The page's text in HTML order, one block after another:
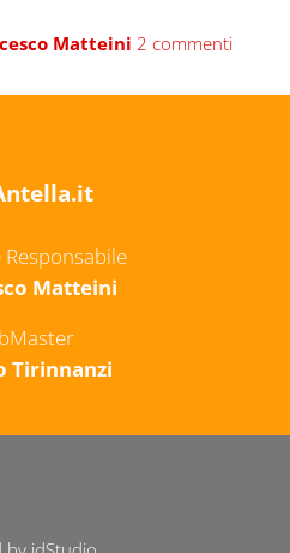
Matteini 2 commenti
Matteini
Tirinnanzi